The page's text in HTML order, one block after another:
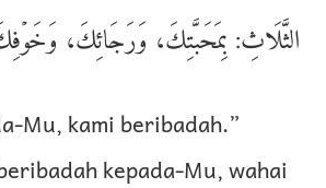
الثَّلَاثِ: بِمَحَبَّتِكَ، وَرَجَائِكَ،
Mu, kami beribadah.”
kepada-Mu, wahai